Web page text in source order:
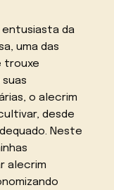
da
uma das
trouxe
o alecrim
desde
Neste
alecrim